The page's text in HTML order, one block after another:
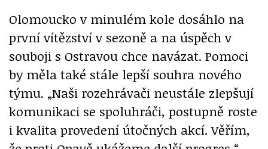
Olomoucko v minulém kole dosáhlo na
první vítězství v sezoně a na úspěch v
souboji s Ostravou chce navázat. Pomoci
by měla také stále lepší souhra nového
týmu. „Naši rozehrávači neustále zlepšují
komunikaci se spoluhráči, postupně roste
i kvalita provedení útočných akcí. Věřím,